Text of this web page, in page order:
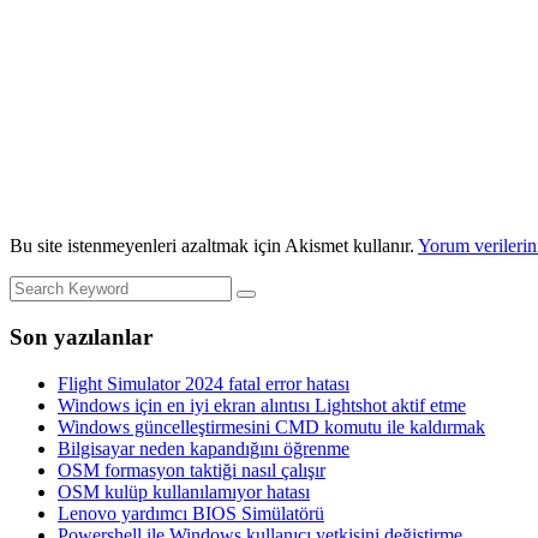
Bu site istenmeyenleri azaltmak için Akismet kullanır. Yorum
Son yazılanlar
Flight Simulator 2024 fatal error hatası
Windows için en iyi ekran alıntısı Lightshot aktif etme
Windows güncelleştirmesini CMD komutu ile kaldırmak
Bilgisayar neden kapandığını öğrenme
OSM formasyon taktiği nasıl çalışır
OSM kulüp kullanılamıyor hatası
Lenovo yardımcı BIOS Simülatörü